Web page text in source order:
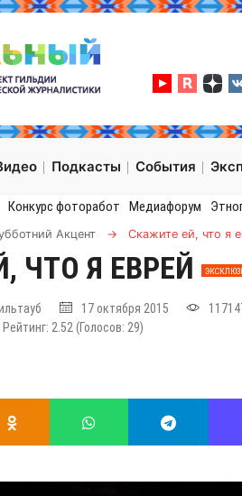
Подкасты События
Конкурс фоторабот Медиафорум
Акцент → Скажите ей, что я
ЧТО Я ЕВРЕЙ
17 октября 2015
Рейтинг: 2.52 (Голосов: 29)